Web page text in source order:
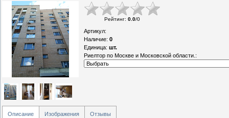
Рейтинг: 0.0/0
Артикул:
Наличие: 0
Единица: шт.
Риелтор по Москве и Московской области.:
Описание Изображения Отзывы